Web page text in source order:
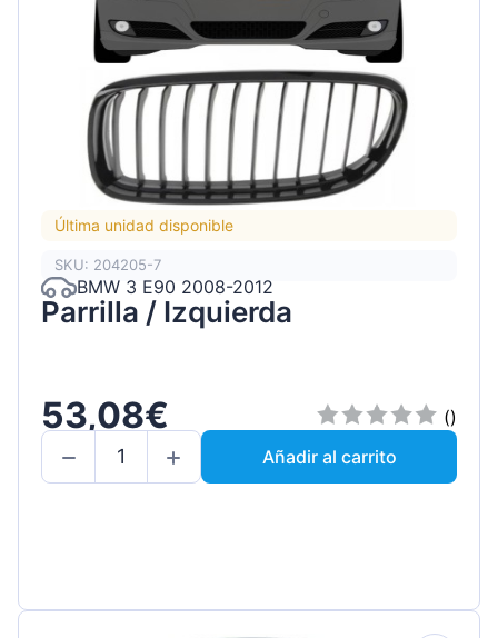
Última unidad disponible
SKU: 204205-7
BMW 3 E90 2008-2012
Parrilla / Izquierda
53,08€
()
Añadir al carrito